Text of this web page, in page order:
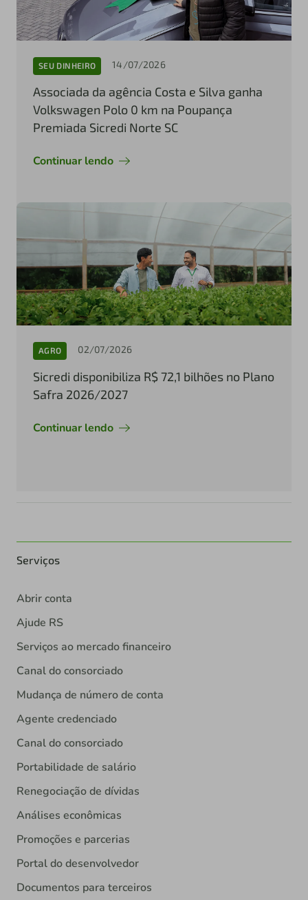
SEU DINHEIRO 14/07/2026
Associada da agência Costa e Silva ganha
Volkswagen Polo 0 km na Poupança
Premiada Sicredi Norte SC
Continuar lendo
AGRO 02/07/2026
Sicredi disponibiliza R$ 72,1 bilhões no Plano
Safra 2026/2027
Continuar lendo
Serviços
Abrir conta
Ajude RS
Serviços ao mercado financeiro
Canal do consorciado
Mudança de número de conta
Agente credenciado
Canal do consorciado
Portabilidade de salário
Renegociação de dívidas
Análises econômicas
Promoções e parcerias
Portal do desenvolvedor
Documentos para terceiros